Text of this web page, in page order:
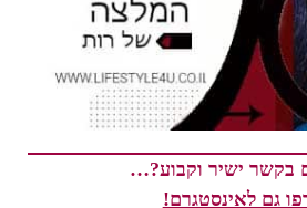
בקשר ישיר וקבוע?…
גם לאינסטגרם!